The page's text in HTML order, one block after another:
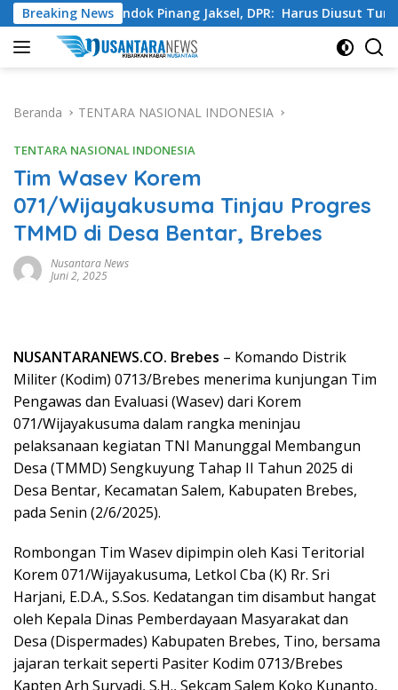
Langsung
ke
konten
Breaking News
Pondok Pinang Jaksel, DPR: Harus Diusut Tuntas
Beranda TENTARA NASIONAL INDONESIA
TENTARA NASIONAL INDONESIA
Tim Wasev Korem
071/Wijayakusuma Tinjau Progres
TMMD di Desa Bentar, Brebes
Nusantara News
Juni 2, 2025
NUSANTARANEWS.CO. Brebes – Komando Distrik
Militer (Kodim) 0713/Brebes menerima kunjungan Tim
Pengawas dan Evaluasi (Wasev) dari Korem
071/Wijayakusuma dalam rangka meninjau
pelaksanaan kegiatan TNI Manunggal Membangun
Desa (TMMD) Sengkuyung Tahap II Tahun 2025 di
Desa Bentar, Kecamatan Salem, Kabupaten Brebes,
pada Senin (2/6/2025).
Rombongan Tim Wasev dipimpin oleh Kasi Teritorial
Korem 071/Wijayakusuma, Letkol Cba (K) Rr. Sri
Harjani, E.D.A., S.Sos. Kedatangan tim disambut hangat
oleh Kepala Dinas Pemberdayaan Masyarakat dan
Desa (Dispermades) Kabupaten Brebes, Tino, bersama
jajaran terkait seperti Pasiter Kodim 0713/Brebes
Kapten Arh Suryadi, S.H., Sekcam Salem Koko Kunanto,